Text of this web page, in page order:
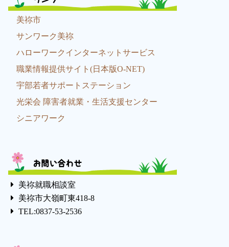
美祢市
サンワーク美祢
ハローワークインターネットサービス
職業情報提供サイト(日本版O-NET)
宇部若者サポートステーション
光栄会 障害者就業・生活支援センター
シニアワーク
お問い合わせ
美祢就職相談室
美祢市大嶺町東418-8
TEL:0837-53-2536